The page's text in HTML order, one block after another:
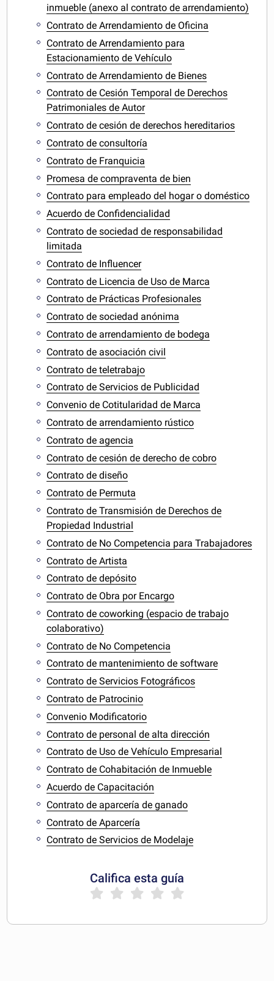
inmueble (anexo al contrato de arrendamiento)
Contrato de Arrendamiento de Oficina
Contrato de Arrendamiento para
Estacionamiento de Vehículo
Contrato de Arrendamiento de Bienes
Contrato de Cesión Temporal de Derechos
Patrimoniales de Autor
Contrato de cesión de derechos hereditarios
Contrato de consultoría
Contrato de Franquicia
Promesa de compraventa de bien
Contrato para empleado del hogar o doméstico
Acuerdo de Confidencialidad
Contrato de sociedad de responsabilidad
limitada
Contrato de Influencer
Contrato de Licencia de Uso de Marca
Contrato de Prácticas Profesionales
Contrato de sociedad anónima
Contrato de arrendamiento de bodega
Contrato de asociación civil
Contrato de teletrabajo
Contrato de Servicios de Publicidad
Convenio de Cotitularidad de Marca
Contrato de arrendamiento rústico
Contrato de agencia
Contrato de cesión de derecho de cobro
Contrato de diseño
Contrato de Permuta
Contrato de Transmisión de Derechos de
Propiedad Industrial
Contrato de No Competencia para Trabajadores
Contrato de Artista
Contrato de depósito
Contrato de Obra por Encargo
Contrato de coworking (espacio de trabajo
colaborativo)
Contrato de No Competencia
Contrato de mantenimiento de software
Contrato de Servicios Fotográficos
Contrato de Patrocinio
Convenio Modificatorio
Contrato de personal de alta dirección
Contrato de Uso de Vehículo Empresarial
Contrato de Cohabitación de Inmueble
Acuerdo de Capacitación
Contrato de aparcería de ganado
Contrato de Aparcería
Contrato de Servicios de Modelaje
Califica esta guía